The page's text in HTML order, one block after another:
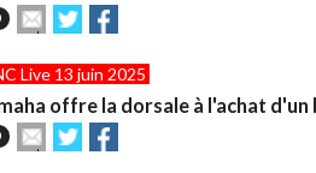
Envoyer
cet
à
un
ami
Partager
sur sur
Live 13 juin 2025
offre la dorsale à l'achat d'un
Envoyer
cet
Partager
sur sur